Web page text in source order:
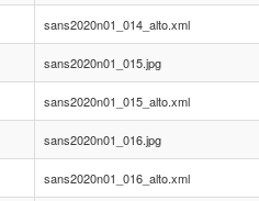
sans2020n01_014_alto.xml
sans2020n01_015.jpg
sans2020n01_015_alto.xml
sans2020n01_016.jpg
sans2020n01_016_alto.xml